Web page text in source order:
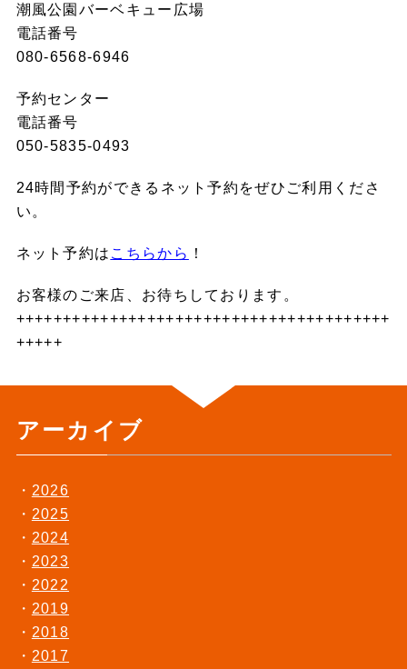
潮風公園バーベキュー広場
電話番号
080-6568-6946
予約センター
電話番号
050-5835-0493
24時間予約ができるネット予約をぜひご利用くださ
い。
ネット予約は こちらから ！
お客様のご来店、お待ちしております。
++++++++++++++++++++++++++++++++++++++++
+++++
アーカイブ
2026
2025
2024
2023
2022
2019
2018
2017